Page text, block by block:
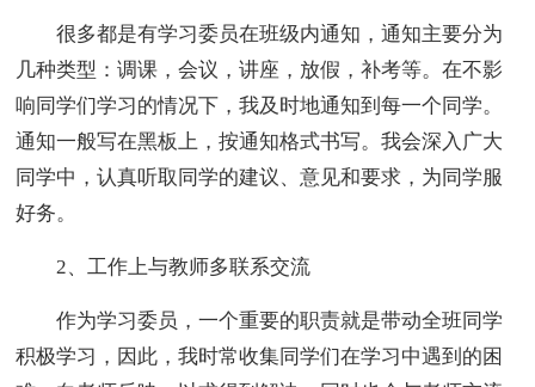
很多都是有学习委员在班级内通知，通知主要分为
几种类型：调课，会议，讲座，放假，补考等。在不影
响同学们学习的情况下，我及时地通知到每一个同学。
通知一般写在黑板上，按通知格式书写。我会深入广大
同学中，认真听取同学的建议、意见和要求，为同学服
好务。
2、工作上与教师多联系交流
作为学习委员，一个重要的职责就是带动全班同学
积极学习，因此，我时常收集同学们在学习中遇到的困